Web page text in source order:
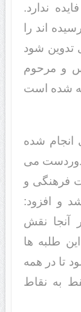
ندارد.
اند را
تدوین شود
و مرحوم
شده است
انجام شده
دوردست می
فرهنگی و
و افزود:
آنجا نقش
طلبه ها
تا در همه
به نقاط